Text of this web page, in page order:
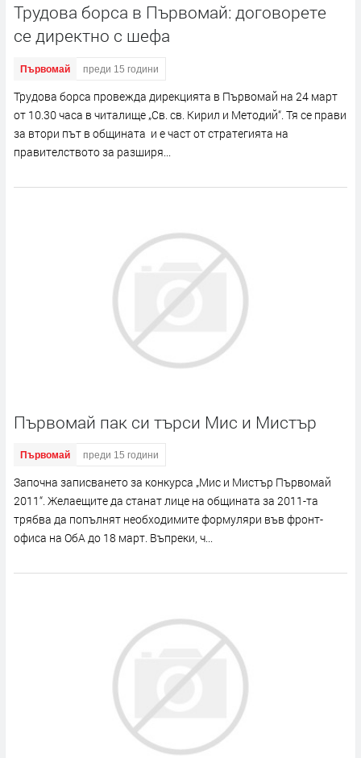
Трудова борса в Първомай: договорете
се директно с шефа
Първомай преди 15 години
Трудова борса провежда дирекцията в Първомай на 24 март
от 10.30 часа в читалище „Св. св. Кирил и Методий“. Тя се прави
за втори път в общината и е част от стратегията на
правителството за разширя...
Първомай пак си търси Мис и Мистър
Първомай преди 15 години
Започна записването за конкурса „Мис и Мистър Първомай
2011“. Желаещите да станат лице на общината за 2011-та
трябва да попълнят необходимите формуляри във фронт-
офиса на ОбА до 18 март. Въпреки, ч...